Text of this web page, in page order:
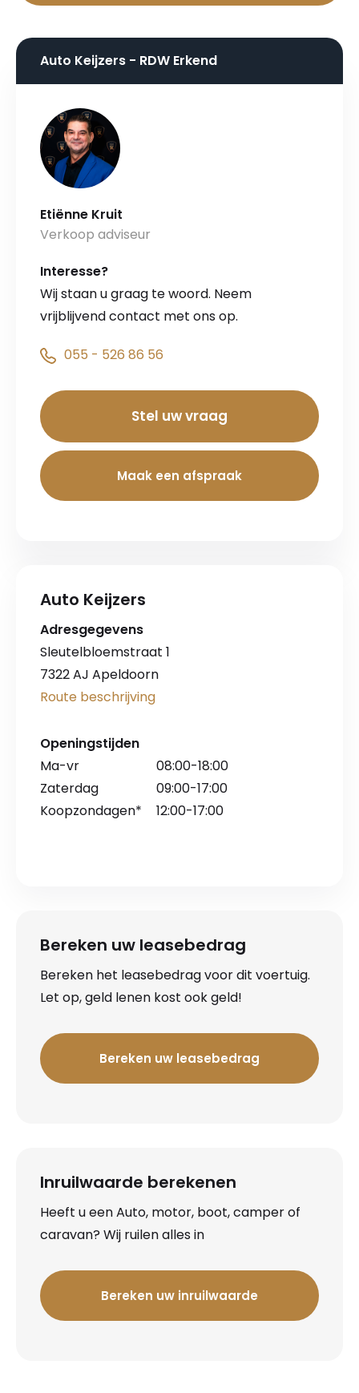
Auto Keijzers - RDW Erkend
Etiënne Kruit
Verkoop adviseur
Interesse?
Wij staan u graag te woord. Neem
vrijblijvend contact met ons op.
055 - 526 86 56
Stel uw vraag
Maak een afspraak
Auto Keijzers
Adresgegevens
Sleutelbloemstraat 1
7322 AJ Apeldoorn
Route beschrijving
Openingstijden
Ma-vr
08:00-18:00
Zaterdag
09:00-17:00
Koopzondagen*
12:00-17:00
Bereken uw leasebedrag
Bereken het leasebedrag voor dit voertuig.
Let op, geld lenen kost ook geld!
Bereken uw leasebedrag
Inruilwaarde berekenen
Heeft u een Auto, motor, boot, camper of
caravan? Wij ruilen alles in
Bereken uw inruilwaarde